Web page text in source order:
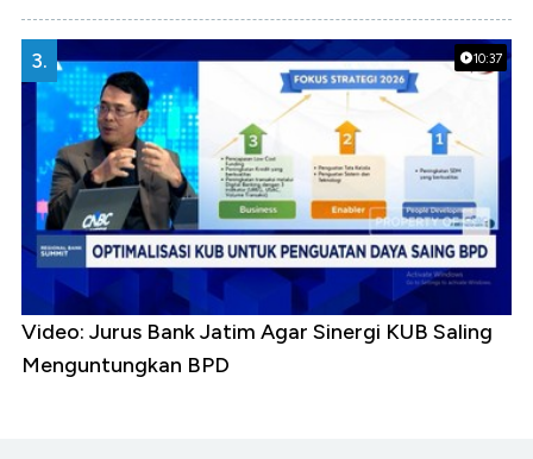
10:37
3.
Video: Jurus Bank Jatim Agar Sinergi KUB Saling
Menguntungkan BPD